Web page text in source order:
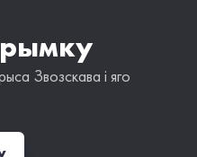
Звозскава і яго